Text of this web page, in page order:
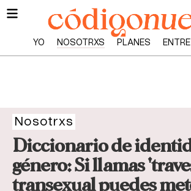
YO NOSOTRXS PLANES
Nosotrxs
Diccionario de
género: Si llamas
transexual puedes